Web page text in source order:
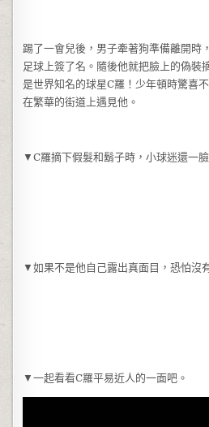
踢了一會兒後，男子牽著狗準備離開時
足球上簽了名。隨後他就把臉上的偽裝
是世界知名的球星C羅！少年頓時驚喜
在繁華的街道上遇見他。
▼C羅摘下假髮和鬍子時，小球迷還一臉
▼如果不是他自己露出真面目，恐怕沒
▼一起看看C羅平易近人的一面吧。